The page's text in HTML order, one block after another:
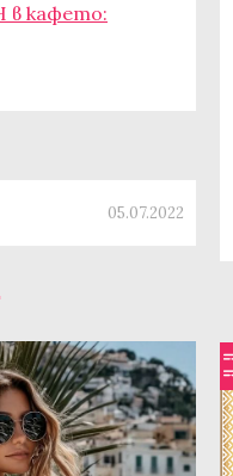
в кафето:
05.07.2022